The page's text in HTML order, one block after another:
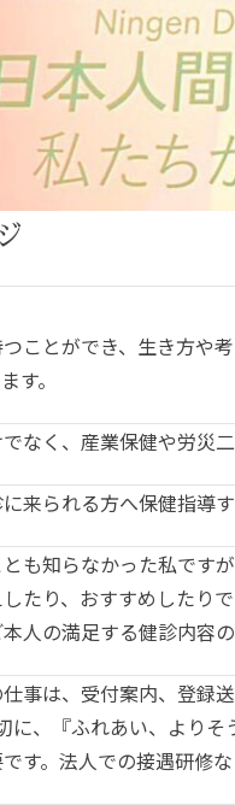
ことができ、生き方や
す。
なく、産業保健や労災
来られる方へ保健指導
も知らなかった私です
たり、おすすめしたり
人の満足する健診内容
事は、受付案内、登録
、『ふれあい、よりそ
す。法人での接遇研修